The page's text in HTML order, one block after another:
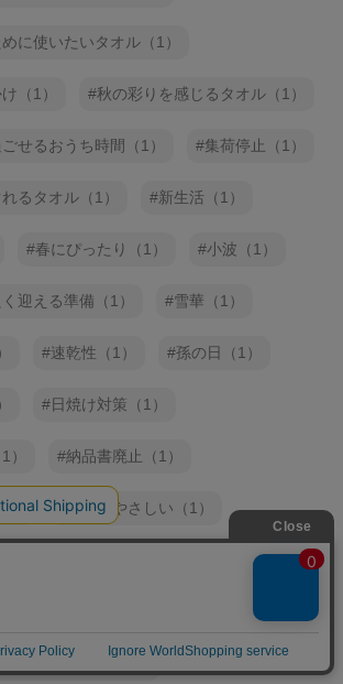
に使いたいタオル（1）
（1） 秋の彩りを感じるタオル（1）
せるおうち時間（1） 集荷停止（1）
るタオル（1） 新生活（1）
春にぴったり（1） 小波（1）
迎える準備（1） 雪華（1）
速乾性（1） 孫の日（1）
日焼け対策（1）
） 納品書廃止（1）
） 地球にやさしい（1）